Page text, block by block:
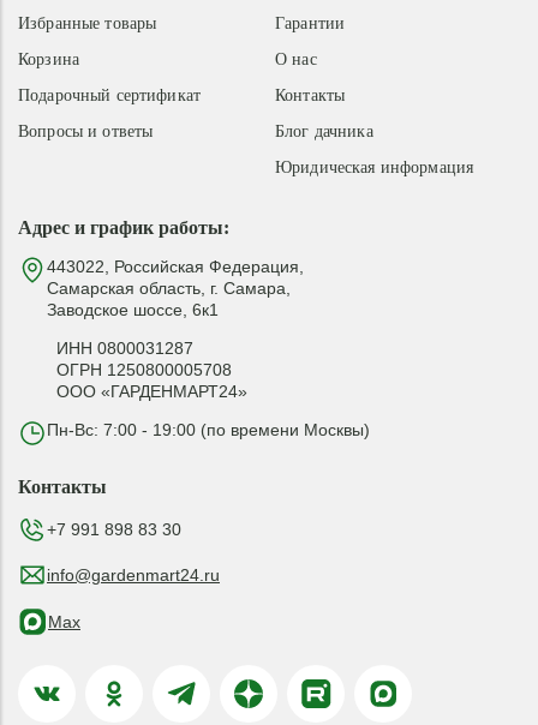
Адрес и график работы:
443022, Российская Федерация,
Самарская область, г. Самара,
Заводское шоссе, 6к1
ИНН 0800031287
ОГРН 1250800005708
ООО «ГАРДЕНМАРТ24»
Пн-Вс: 7:00 - 19:00 (по времени Москвы)
Гарантии
О нас
Контакты
Блог дачника
Юридическая информация
Избранные товары
Корзина
Подарочный сертификат
Вопросы и ответы
Контакты
+7 991 898 83 30
info@gardenmart24.ru
Max